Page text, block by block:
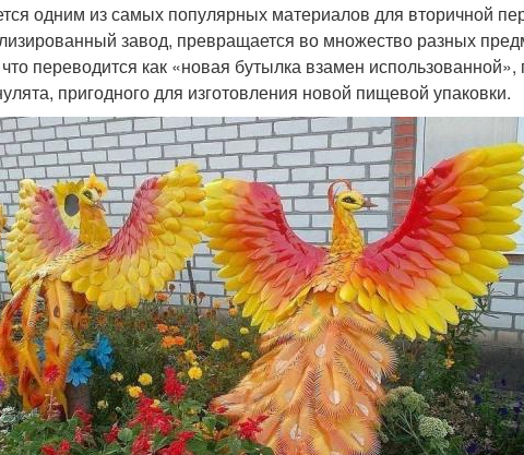
одним из самых популярных материалов для вторичной
завод, превращается во множество разных
переводится как «новая бутылка взамен
пригодного для изготовления новой пищевой упаковки.